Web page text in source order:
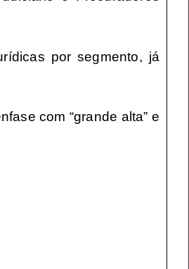
por segmento, já
com “grande alta” e